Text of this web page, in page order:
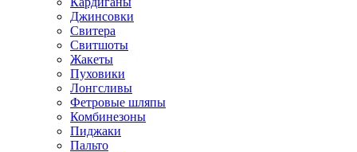
Джинсовки
Свитера
Свитшоты
Жакеты
Пуховики
Лонгсливы
Фетровые шляпы
Комбинезоны
Пиджаки
Пальто